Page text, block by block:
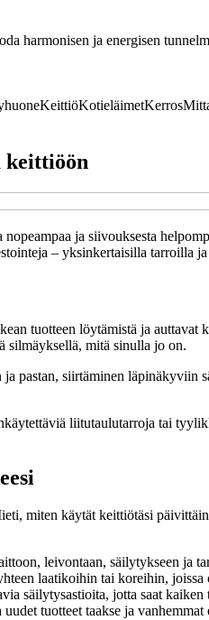
harmonisen ja energisen
KeittiöKotieläimetKerros
keittiöön
ja siivouksesta
– yksinkertaisilla
tuotteen löytämistä ja
silmäyksellä, mitä sinulla jo on.
pastan, siirtäminen
liitutaulutarroja tai
miten käytät keittiötäsi
leivontaan, säilytykseen ja
laatikoihin tai koreihin,
säilytysastioita, jotta saat kaiken
tuotteet taakse ja